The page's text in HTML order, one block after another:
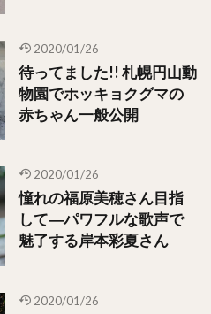
2020/01/26
待ってました!! 札幌円山動
物園でホッキョクグマの
赤ちゃん一般公開
2020/01/26
憧れの福原美穂さん目指
して―パワフルな歌声で
魅了する岸本彩夏さん
2020/01/26